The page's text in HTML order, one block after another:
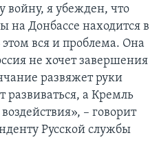
войну, я убежден, что
Донбассе находится в
вся и проблема. Она
не хочет завершения
развяжет руки
а Кремль
– говорит
Русской службы